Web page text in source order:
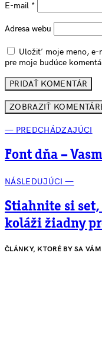
E-mail *
Adresa webu
Uložiť moje meno, e-
pre moje budúce
ZOBRAZIŤ
— PREDCHÁDZAJÚCI
Font dňa –
NÁSLEDUJÚCI —
Stiahnite si
koláži žiadny
ČLÁNKY, KTORÉ BY SA